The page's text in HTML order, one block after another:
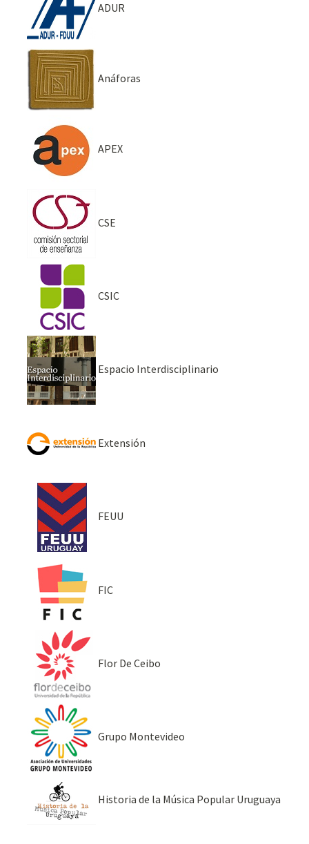
ADUR
Anáforas
APEX
CSE
CSIC
Espacio Interdisciplinario
Extensión
FEUU
FIC
Flor De Ceibo
Grupo Montevideo
Historia de la Música Popular Uruguaya